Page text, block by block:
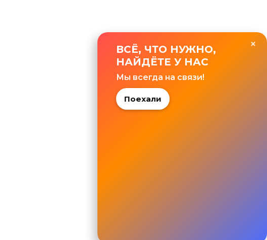
ВСЁ, ЧТО НУЖНО,
НАЙДЁТЕ У НАС
Мы всегда на связи!
Поехали
×